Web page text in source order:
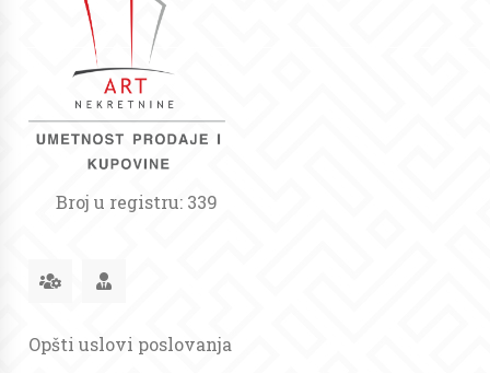
Broj u registru: 339
Opšti uslovi poslovanja